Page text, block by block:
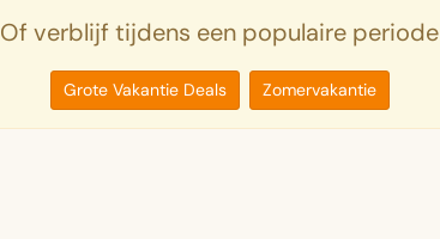
Of verblijf tijdens een populaire periode
Grote Vakantie Deals Zomervakantie